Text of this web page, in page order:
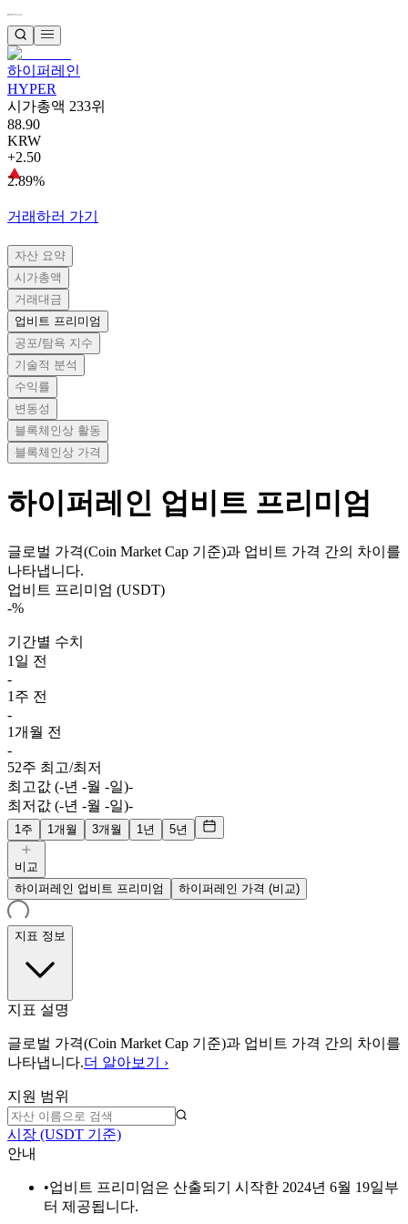
하이퍼레인
HYPER
시가총액 233위
88.90
KRW
+2.50
2.89%
거래하러 가기
자산 요약
시가총액
거래대금
업비트 프리미엄
공포/탐욕 지수
기술적 분석
수익률
변동성
블록체인상 활동
블록체인상 가격
하이퍼레인 업비트 프리미엄
글로벌 가격(Coin Market Cap 기준)과 업비트 가격 간의 차이를
나타냅니다.
업비트 프리미엄 (USDT)
-%
기간별 수치
1일 전
-
1주 전
-
1개월 전
-
52주 최고/최저
최고값 (-년 -월 -일)-
최저값 (-년 -월 -일)-
1주 1개월 3개월 1년 5년
비교
하이퍼레인 업비트 프리미엄
하이퍼레인 가격 (비교)
지표 정보
지표 설명
글로벌 가격(Coin Market Cap 기준)과 업비트 가격 간의 차이를
나타냅니다.더 알아보기 ›
지원 범위
시장 (USDT 기준)
안내
•업비트 프리미엄은 산출되기 시작한 2024년 6월 19일부
터 제공됩니다.